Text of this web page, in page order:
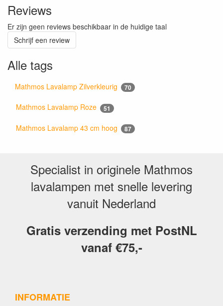
Reviews
Er zijn geen reviews beschikbaar in de huidige taal
Schrijf een review
Alle tags
Mathmos Lavalamp Zilverkleurig 70
Mathmos Lavalamp Roze 51
Mathmos Lavalamp 43 cm hoog 87
Specialist in originele Mathmos
lavalampen met snelle levering
vanuit Nederland
Gratis verzending met PostNL
vanaf €75,-
INFORMATIE